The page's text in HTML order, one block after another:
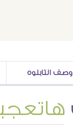
وصف التابلوه